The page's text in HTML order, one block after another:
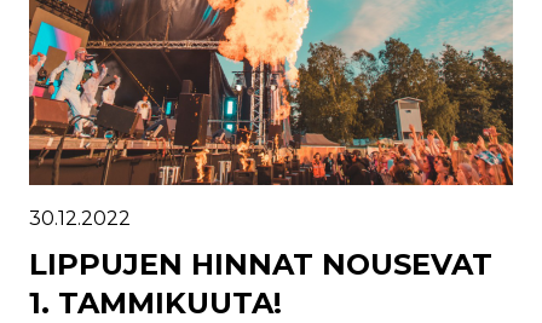
30.12.2022
LIPPUJEN HINNAT NOUSEVAT
1. TAMMIKUUTA!